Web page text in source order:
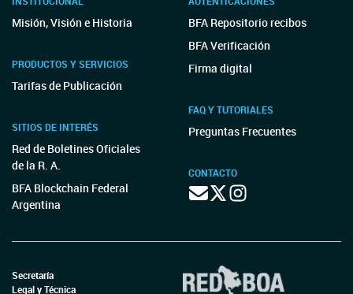
Misión, Visión e Historia
PRODUCTOS Y SERVICIOS
Tarifas de Publicación
SITIOS DE INTERÉS
Red de Boletines Oficiales
de la R. A.
BFA Blockchain Federal
Argentina
BFA Repositorio recibos
BFA Verificación
Firma digital
FAQ Y TUTORIALES
Preguntas Frecuentes
CONTACTO
Secretaría
Legal y Técnica